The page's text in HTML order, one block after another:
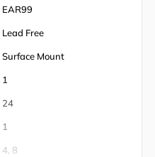
EAR99
Lead Free
Surface Mount
1
24
1
4, 8